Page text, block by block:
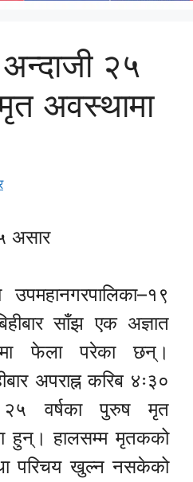
अन्दाजी २५
अवस्थामा
असार
उपमहानगरपालिका–१९
साँझ एक अज्ञात
फेला परेका छन्।
अपराह्न करिब ४ः३०
वर्षका पुरुष मृत
हुन्। हालसम्म मृतकको
परिचय खुल्न नसकेको